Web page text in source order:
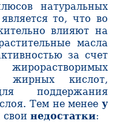
натуральных
то, что во
влияют на
масла
за счет
жирных кислот,
поддержания
Тем не менее у
свои недостатки: